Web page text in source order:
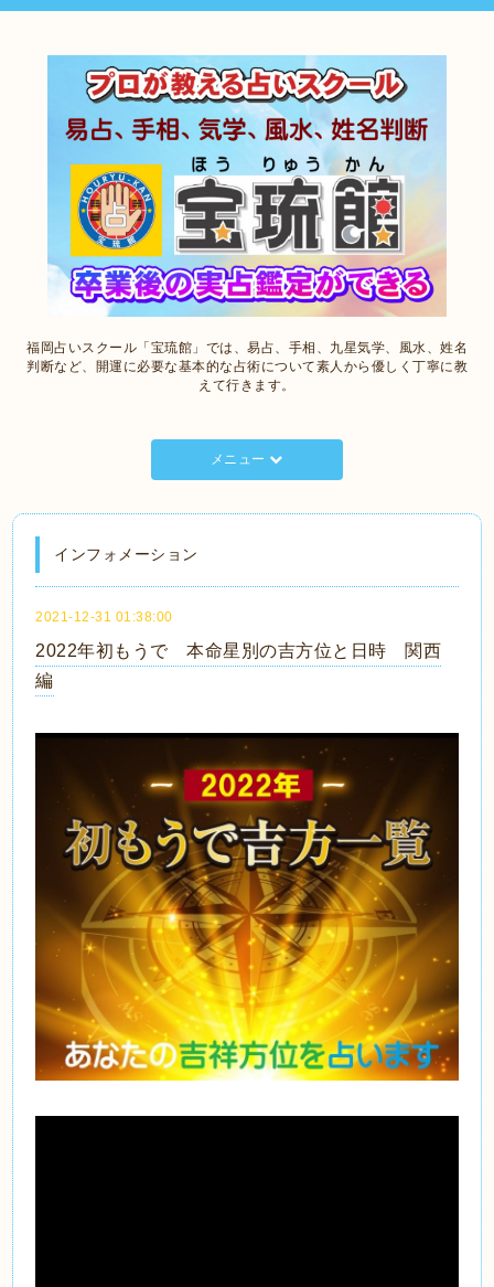
福岡占いスクール「宝琉館」では、易占、手相、九星気学、風水、姓名
判断など、開運に必要な基本的な占術について素人から優しく丁寧に教
えて行きます。
メニュー
インフォメーション
2021-12-31 01:38:00
2022年初もうで 本命星別の吉方位と日時 関西
編